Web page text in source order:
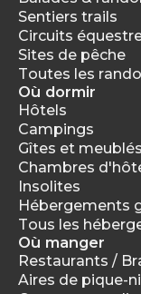
Sentiers trails
Circuits
Sites de pêche
Toutes les
Où dormir
Hôtels
Campings
Gîtes et meublés
Chambres
Insolites
Hébergements
Tous les
Où manger
Restaurants /
Aires de pique-